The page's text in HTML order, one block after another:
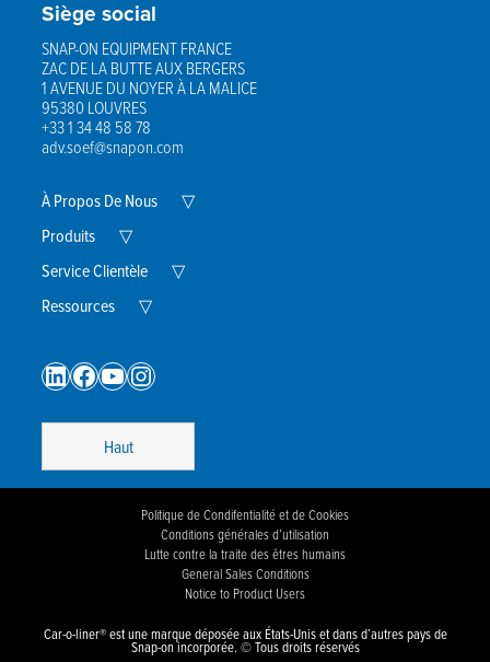
Siège social
SNAP-ON EQUIPMENT FRANCE
ZAC DE LA BUTTE AUX BERGERS
1 AVENUE DU NOYER À LA MALICE
95380 LOUVRES
+33 1 34 48 58 78
adv.soef@snapon.com
À Propos De Nous ▽Expand
Produits ▽Expand
Menu
Service Clientèle ▽Expand
Ressources ▽Expand
LinkedIn
Facebook
YouTube
Instagram
Haut
Politique de Condifentialité et de Cookies
Conditions générales d’utilisation
Lutte contre la traite des êtres humains
General Sales Conditions
Notice to Product Users
Car-o-liner® est une marque déposée aux États-Unis et dans d’autres pays de
Snap-on incorporée. © Tous droits réservés